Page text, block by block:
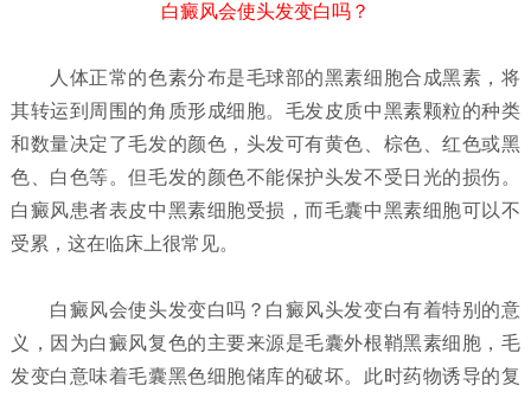
白癜风会使头发变白吗？
人体正常的色素分布是毛球部的黑素细胞合成黑素，将
其转运到周围的角质形成细胞。毛发皮质中黑素颗粒的种类
和数量决定了毛发的颜色，头发可有黄色、棕色、红色或黑
色、白色等。但毛发的颜色不能保护头发不受日光的损伤。
白癜风患者表皮中黑素细胞受损，而毛囊中黑素细胞可以不
受累，这在临床上很常见。
白癜风会使头发变白吗？ 白癜风头发变白有着特别的意
义，因为白癜风复色的主要来源是毛囊外根鞘黑素细胞，毛
发变白意味着毛囊黑色细胞储库的破坏。此时药物诱导的复